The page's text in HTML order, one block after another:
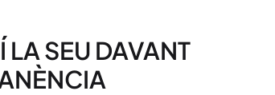
LA SEU DAVANT